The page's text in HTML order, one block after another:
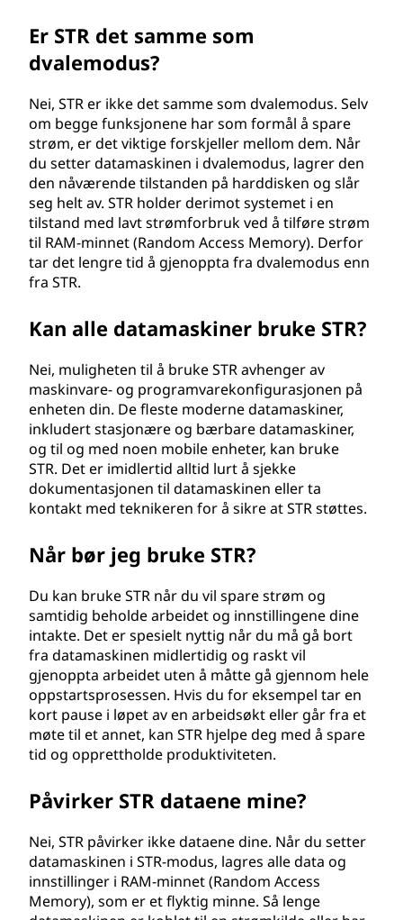
Er STR det samme som
dvalemodus?
Nei, STR er ikke det samme som dvalemodus. Selv
om begge funksjonene har som formål å spare
strøm, er det viktige forskjeller mellom dem. Når
du setter datamaskinen i dvalemodus, lagrer den
den nåværende tilstanden på harddisken og slår
seg helt av. STR holder derimot systemet i en
tilstand med lavt strømforbruk ved å tilføre strøm
til RAM-minnet (Random Access Memory). Derfor
tar det lengre tid å gjenoppta fra dvalemodus enn
fra STR.
Kan alle datamaskiner bruke STR?
Nei, muligheten til å bruke STR avhenger av
maskinvare- og programvarekonfigurasjonen på
enheten din. De fleste moderne datamaskiner,
inkludert stasjonære og bærbare datamaskiner,
og til og med noen mobile enheter, kan bruke
STR. Det er imidlertid alltid lurt å sjekke
dokumentasjonen til datamaskinen eller ta
kontakt med teknikeren for å sikre at STR støttes.
Når bør jeg bruke STR?
Du kan bruke STR når du vil spare strøm og
samtidig beholde arbeidet og innstillingene dine
intakte. Det er spesielt nyttig når du må gå bort
fra datamaskinen midlertidig og raskt vil
gjenoppta arbeidet uten å måtte gå gjennom hele
oppstartsprosessen. Hvis du for eksempel tar en
kort pause i løpet av en arbeidsøkt eller går fra et
møte til et annet, kan STR hjelpe deg med å spare
tid og opprettholde produktiviteten.
Påvirker STR dataene mine?
Nei, STR påvirker ikke dataene dine. Når du setter
datamaskinen i STR-modus, lagres alle data og
innstillinger i RAM-minnet (Random Access
Memory), som er et flyktig minne. Så lenge